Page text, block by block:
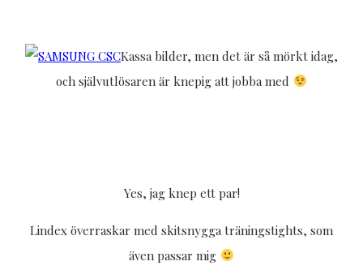
Kassa bilder, men det är så mörkt idag,
och självutlösaren är knepig att jobba med
Yes, jag knep ett par!
Lindex överraskar med skitsnygga träningstights, som
även passar mig